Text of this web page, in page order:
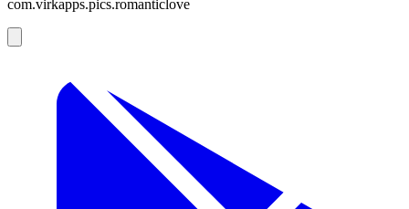
com.virkapps.pics.romanticlove